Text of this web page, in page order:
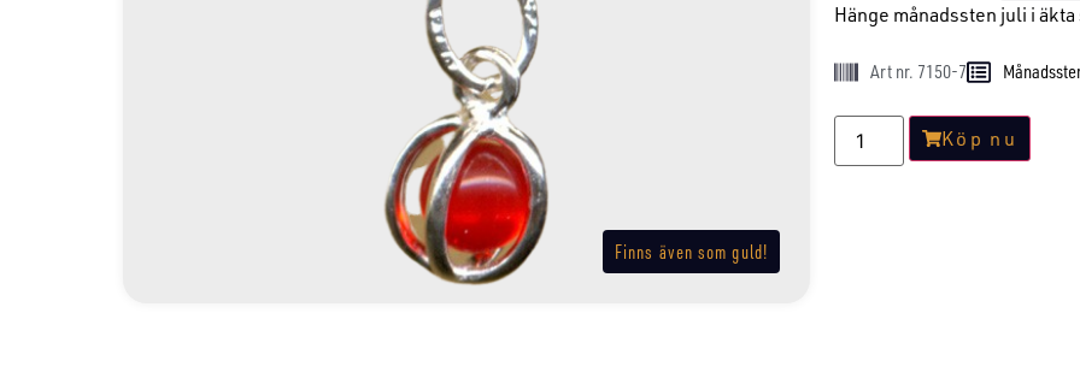
Finns även som guld!
Hänge månadssten juli i
Art nr. 7150-7
Köp nu